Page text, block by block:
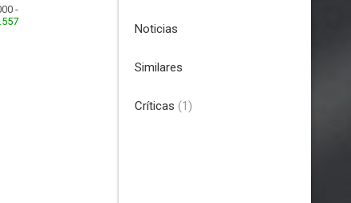
-
Noticias
Similares
Críticas (1)